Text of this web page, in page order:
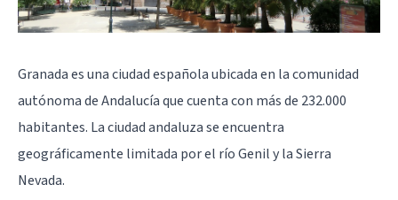
Granada es una ciudad española ubicada en la comunidad
autónoma de Andalucía que cuenta con más de 232.000
habitantes. La ciudad andaluza se encuentra
geográficamente limitada por el río Genil y la Sierra
Nevada.